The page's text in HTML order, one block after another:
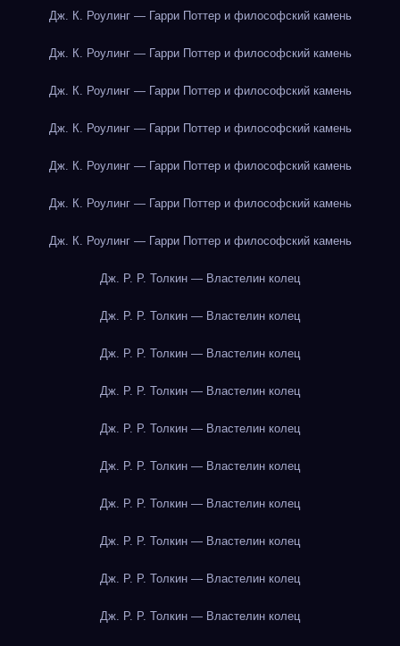
Дж. К. Роулинг — Гарри Поттер и философский камень
Дж. К. Роулинг — Гарри Поттер и философский камень
Дж. К. Роулинг — Гарри Поттер и философский камень
Дж. К. Роулинг — Гарри Поттер и философский камень
Дж. К. Роулинг — Гарри Поттер и философский камень
Дж. К. Роулинг — Гарри Поттер и философский камень
Дж. К. Роулинг — Гарри Поттер и философский камень
Дж. Р. Р. Толкин — Властелин колец
Дж. Р. Р. Толкин — Властелин колец
Дж. Р. Р. Толкин — Властелин колец
Дж. Р. Р. Толкин — Властелин колец
Дж. Р. Р. Толкин — Властелин колец
Дж. Р. Р. Толкин — Властелин колец
Дж. Р. Р. Толкин — Властелин колец
Дж. Р. Р. Толкин — Властелин колец
Дж. Р. Р. Толкин — Властелин колец
Дж. Р. Р. Толкин — Властелин колец